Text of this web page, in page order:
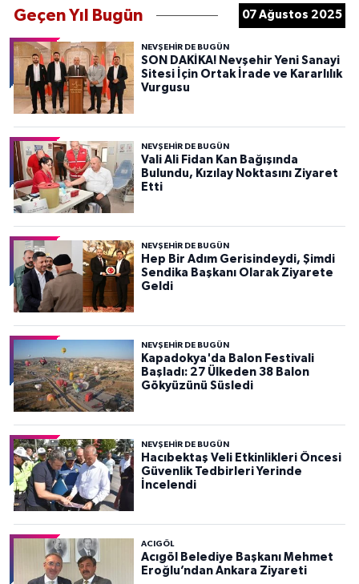
Geçen Yıl Bugün 07 Ağustos 2025
NEVŞEHIR DE BUGÜN
SON DAKİKA! Nevşehir Yeni Sanayi
Sitesi İçin Ortak İrade ve Kararlılık
Vurgusu
NEVŞEHIR DE BUGÜN
Vali Ali Fidan Kan Bağışında
Bulundu, Kızılay Noktasını Ziyaret
Etti
NEVŞEHIR DE BUGÜN
Hep Bir Adım Gerisindeydi, Şimdi
Sendika Başkanı Olarak Ziyarete
Geldi
NEVŞEHIR DE BUGÜN
Kapadokya'da Balon Festivali
Başladı: 27 Ülkeden 38 Balon
Gökyüzünü Süsledi
NEVŞEHIR DE BUGÜN
Hacıbektaş Veli Etkinlikleri Öncesi
Güvenlik Tedbirleri Yerinde
İncelendi
ACIGÖL
Acıgöl Belediye Başkanı Mehmet
Eroğlu’ndan Ankara Ziyareti